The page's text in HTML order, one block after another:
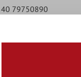
79750890